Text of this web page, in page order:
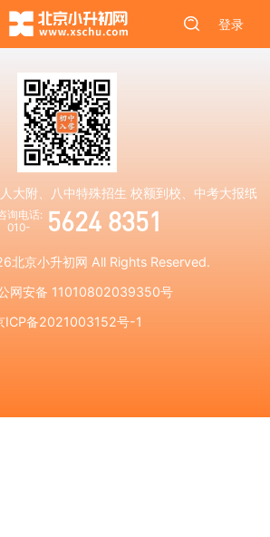
登录
大附、八中特殊招生 校额到校、中考大报纸
询电话:
010-
5624 8351
北京小升初网 All Rights Reserved.
网安备 11010802039350号
ICP备2021003152号-1